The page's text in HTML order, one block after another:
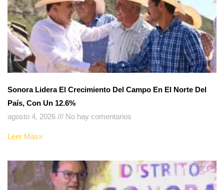
Sonora Lidera El Crecimiento Del Campo En El Norte Del
País, Con Un 12.6%
agosto 4, 2026
No hay comentarios
Leer Más»